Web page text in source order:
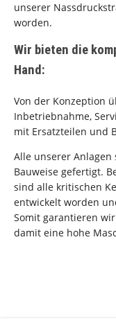
unserer
worden.
Wir bieten die
Hand:
Von der Konzeption
Inbetriebnahme,
mit Ersatzteilen und
Alle unserer
Bauweise gefertigt.
sind alle kritischen
entwickelt worden
Somit garantieren
damit eine hohe